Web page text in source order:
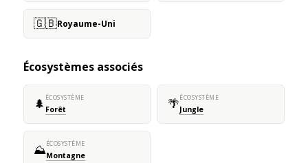
🇬🇧Royaume-Uni
Écosystèmes associés
🌲 ÉCOSYSTÈME
Forêt 🌴ÉCOSYSTÈME
Jungle
⛰️ÉCOSYSTÈME
Montagne